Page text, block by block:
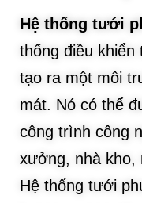
Hệ thống tưới
thống điều
tạo ra một môi
mát. Nó có thể
công trình công
xưởng, nhà kho,
Hệ thống tưới